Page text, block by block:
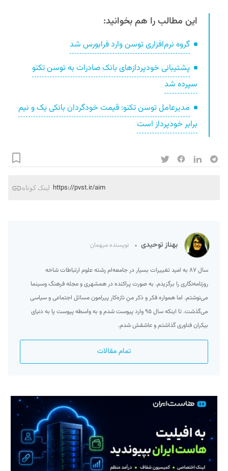
این مطالب را هم بخوانید:
گروه نرم‌افزاری توسن وارد فرابورس شد
پشتیبانی خودپردازهای بانک صادرات به توسن تکنو
سپرده شد
مدیرعامل توسن تکنو: قیمت خودگردان بانکی یک و نیم
برابر خودپرداز است
لینک کوتاه https://pvst.ir/aim
بهناز توحیدی نویسنده میهمان
سال ۸۷ به امید تغییرات بسیار در جامعه‌ام رشته علوم ارتباطات شاخه
روزنامه‌نگاری را برگزیدم. به صورت پراکنده در همشهری و مجله فرهنگ وسینما
می‌نوشتم. اما همواره فکر و ذکر منِ تازه‌کار پیرامون مسائل اجتماعی و سیاسی
می‌گذشت. تا اینکه سال ۹۵ وارد پیوست شدم و به واسطه پیوست پا به دنیای
بیکران فناوری گذاشتم و عاشقش شدم.
تمام مقالات